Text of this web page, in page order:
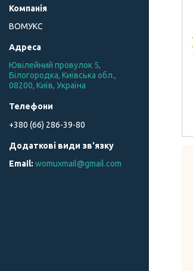
ВОМУКС
Ювілейний провулок 5,
Білогородка, Київська обл.,
08200, Київ, Україна
+380 (66) 286-39-80
womuxmail@gmail.com